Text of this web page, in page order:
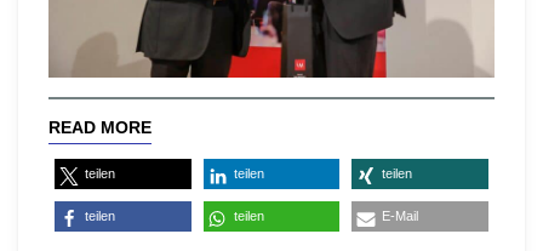
READ MORE
teilen teilen teilen
teilen teilen E-Mail